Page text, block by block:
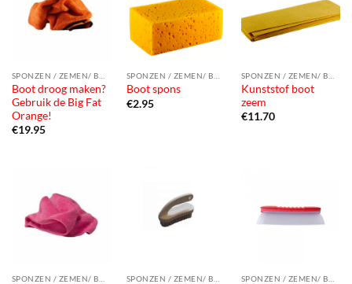
Boot droog maken?
Gebruik de Big Fat
Orange!
€19.95
Boot spons
€2.95
Kunststof boot
zeem
€11.70